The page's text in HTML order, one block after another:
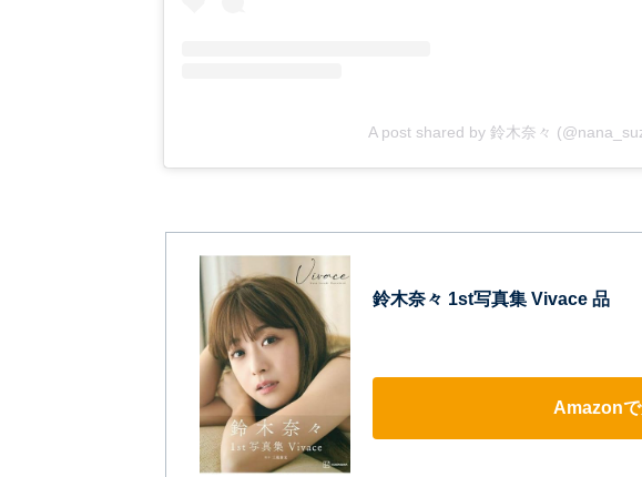
A post shared by 鈴木奈々
鈴木奈々 1st写真集 Vivace 品
Amazon